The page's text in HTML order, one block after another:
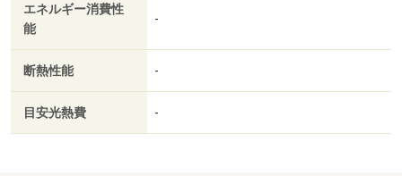
エネルギー消費性
能
-
断熱性能 -
目安光熱費 -